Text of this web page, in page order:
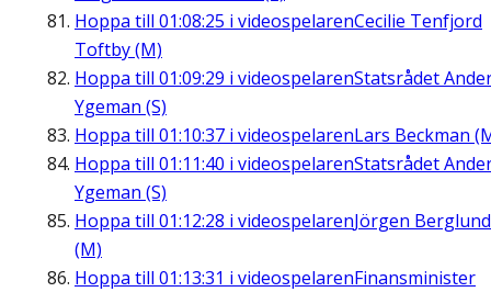
Hoppa till 01:08:25 i videospelarenCecilie Tenfjord
Toftby (M)
Hoppa till 01:09:29 i videospelarenStatsrådet
Ygeman (S)
Hoppa till 01:10:37 i videospelarenLars Beckman
Hoppa till 01:11:40 i videospelarenStatsrådet
Ygeman (S)
Hoppa till 01:12:28 i videospelarenJörgen Berglund
(M)
Hoppa till 01:13:31 i videospelarenFinansminister